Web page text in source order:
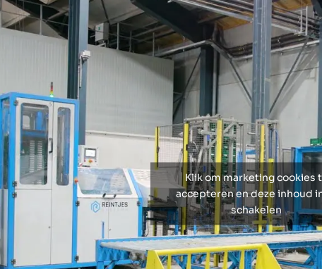
Klik om marketing cookies
accepteren en deze inhoud
schakelen